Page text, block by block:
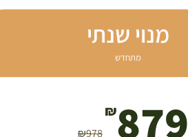
מנוי שנתי
מתחדש
₪978
₪879